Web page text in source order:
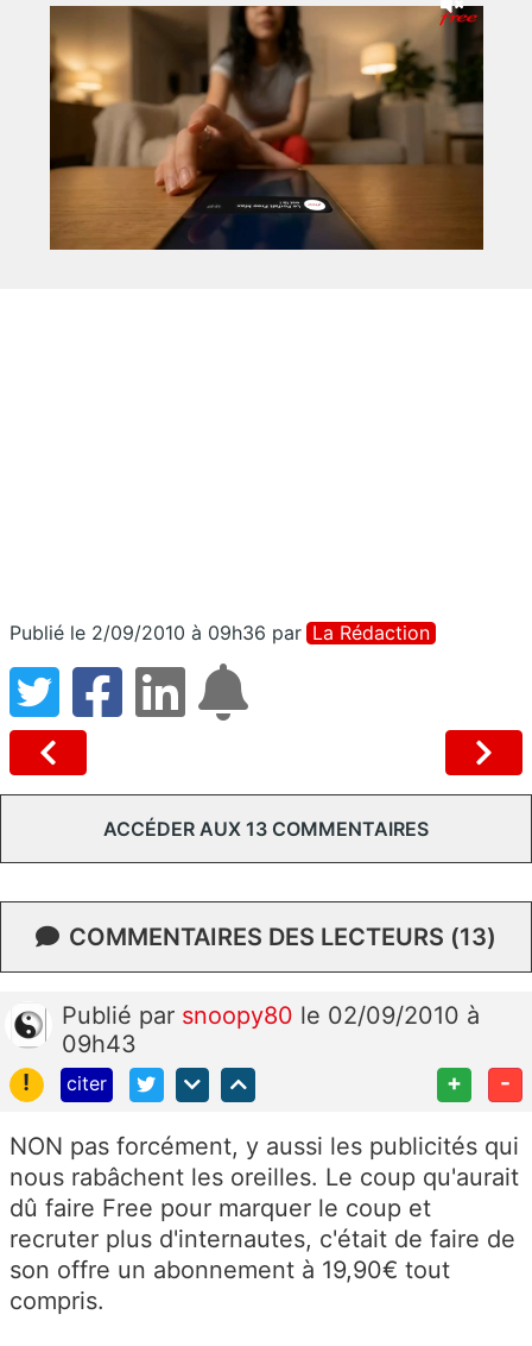
Publié le 2/09/2010 à 09h36 par La Rédaction
ACCÉDER AUX 13 COMMENTAIRES
COMMENTAIRES DES LECTEURS (13)
Publié par snoopy80 le 02/09/2010 à
09h43
!
citer + -
NON pas forcément, y aussi les publicités qui
nous rabâchent les oreilles. Le coup qu'aurait
dû faire Free pour marquer le coup et
recruter plus d'internautes, c'était de faire de
son offre un abonnement à 19,90€ tout
compris.